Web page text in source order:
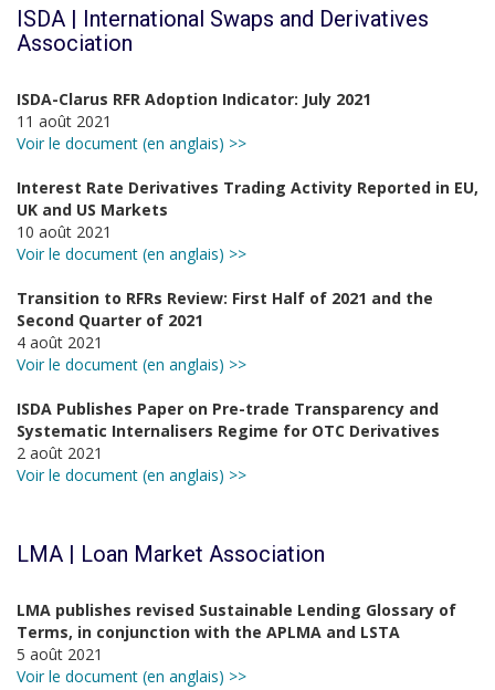
ISDA | International Swaps and Derivatives
Association
ISDA-Clarus RFR Adoption Indicator: July 2021
11 août 2021
Voir le document (en anglais) >>
Interest Rate Derivatives Trading Activity Reported in EU,
UK and US Markets
10 août 2021
Voir le document (en anglais) >>
Transition to RFRs Review: First Half of 2021 and the
Second Quarter of 2021
4 août 2021
Voir le document (en anglais) >>
ISDA Publishes Paper on Pre-trade Transparency and
Systematic Internalisers Regime for OTC Derivatives
2 août 2021
Voir le document (en anglais) >>
LMA | Loan Market Association
LMA publishes revised Sustainable Lending Glossary of
Terms, in conjunction with the APLMA and LSTA
5 août 2021
Voir le document (en anglais) >>